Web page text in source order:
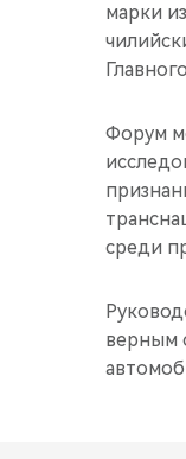
марки
Форум
среди
верным